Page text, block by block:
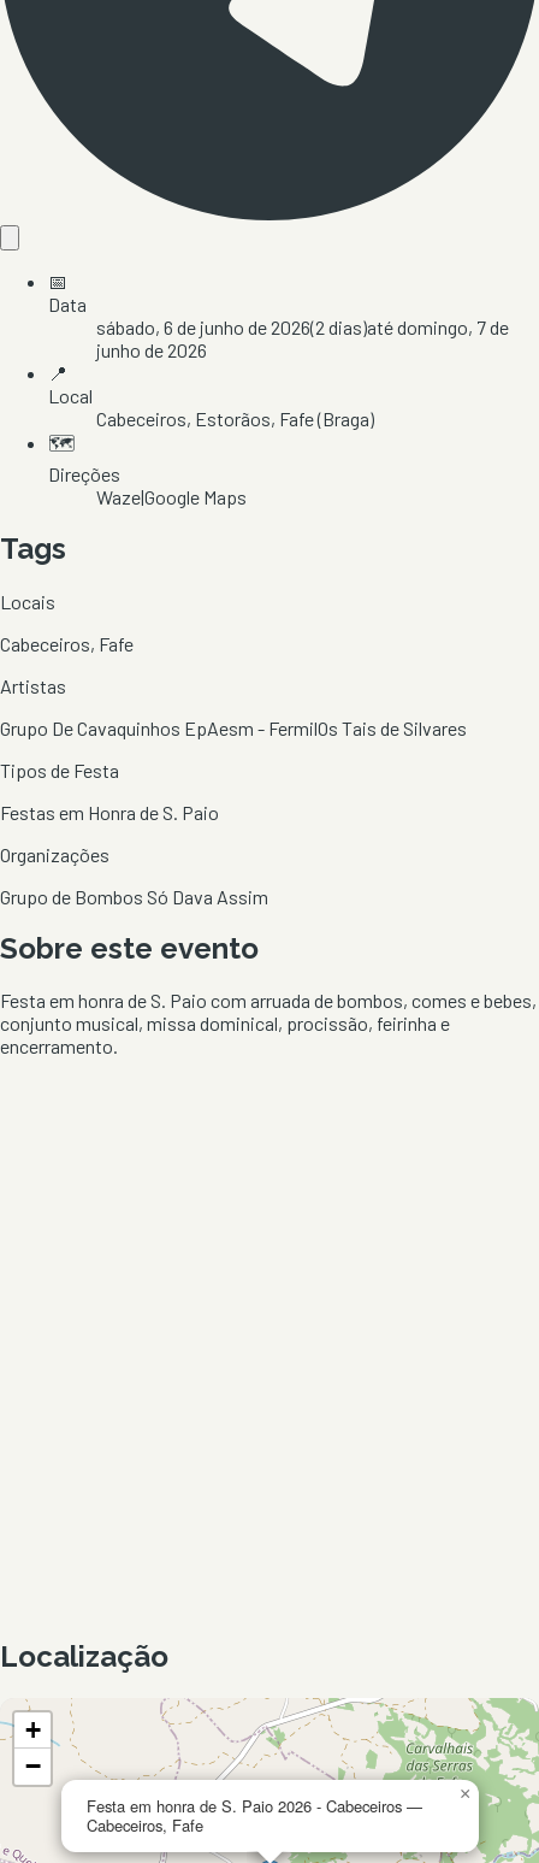
📅
Data
sábado, 6 de junho de 2026(2 dias)atédomingo, 7 de
junho de 2026
📍
Local
Cabeceiros, Estorãos, Fafe(Braga)
🗺️
Direções
Waze|Google Maps
Tags
Locais
Cabeceiros, Fafe
Artistas
Grupo De Cavaquinhos EpAesm - FermilOs Tais de Silvares
Tipos de Festa
Festas em Honra de S. Paio
Organizações
Grupo de Bombos Só Dava Assim
Sobre este evento
Festa em honra de S. Paio com arruada de bombos, comes e bebes,
conjunto musical, missa dominical, procissão, feirinha e
encerramento.
Localização
Festa em honra de S. Paio 2026 - Cabeceiros —
Cabeceiros, Fafe
×
+
−